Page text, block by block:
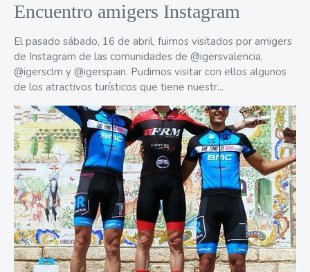
Encuentro amigers Instagram
El pasado sábado, 16 de abril, fuimos visitados por amigers
de Instagram de las comunidades de @igersvalencia,
@igersclm y @igerspain. Pudimos visitar con ellos algunos
de los atractivos turísticos que tiene nuestr...